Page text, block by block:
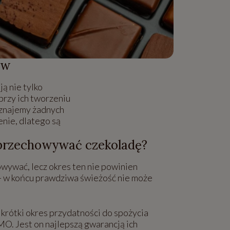
nie tylko
ich tworzeniu
żadnych
dlatego są
czekoladę?
lecz okres ten nie powinien
końcu prawdziwa świeżość nie może
okres przydatności do spożycia
Jest on najlepszą gwarancją ich